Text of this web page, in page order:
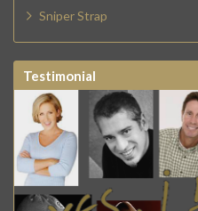
Sniper Strap
Testimonial